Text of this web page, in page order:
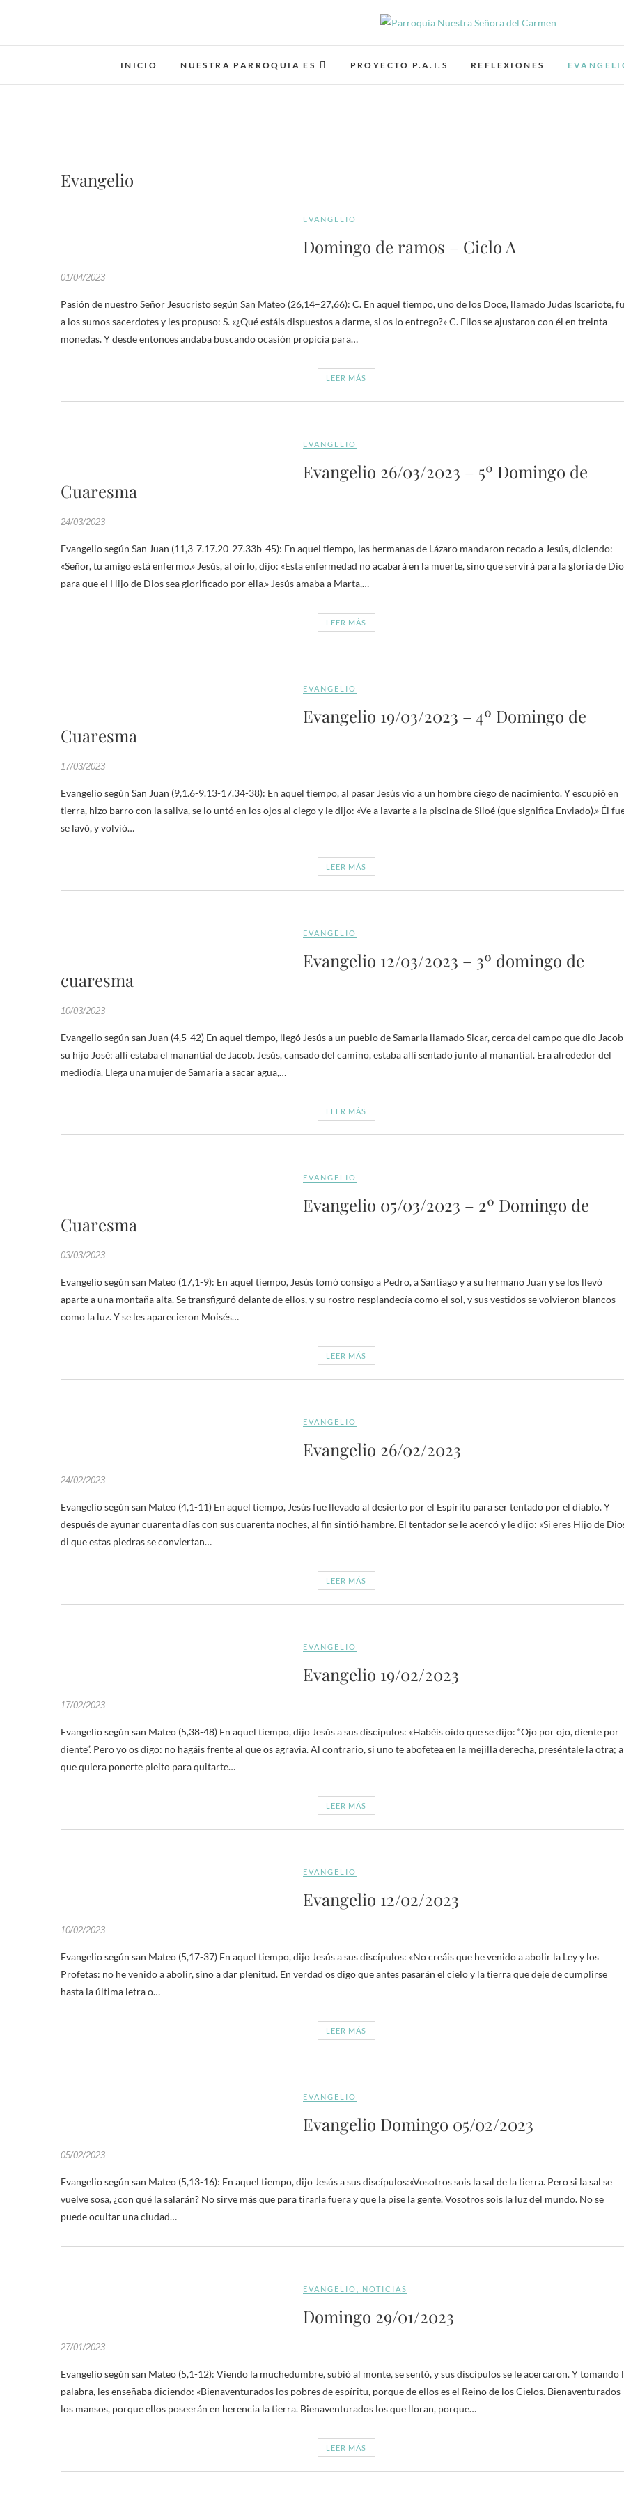
Parroquia Nuestra
INICIO NUESTRA PARROQUIA ES PROYECTO P.A.I.S REFLEXIONES
Evangelio
EVANGELIO
Domingo de ramos – Ciclo A
01/04/2023
Pasión de nuestro Señor Jesucristo según San Mateo (26,14–27,66): C. En aquel tiempo, uno de los Doce, llamado Judas Iscariote,
a los sumos sacerdotes y les propuso: S. «¿Qué estáis dispuestos a darme, si os lo entrego?» C. Ellos se ajustaron con él en treinta
monedas. Y desde entonces andaba buscando ocasión propicia para…
LEER MÁS
EVANGELIO
Evangelio 26/03/2023 – 5º Domingo de
Cuaresma
24/03/2023
Evangelio según San Juan (11,3-7.17.20-27.33b-45): En aquel tiempo, las hermanas de Lázaro mandaron recado a Jesús, diciendo:
«Señor, tu amigo está enfermo.» Jesús, al oírlo, dijo: «Esta enfermedad no acabará en la muerte, sino que servirá para la gloria de
para que el Hijo de Dios sea glorificado por ella.» Jesús amaba a Marta,…
LEER MÁS
EVANGELIO
Evangelio 19/03/2023 – 4º Domingo de
Cuaresma
17/03/2023
Evangelio según San Juan (9,1.6-9.13-17.34-38): En aquel tiempo, al pasar Jesús vio a un hombre ciego de nacimiento. Y escupió en
tierra, hizo barro con la saliva, se lo untó en los ojos al ciego y le dijo: «Ve a lavarte a la piscina de Siloé (que significa Enviado).» Él
se lavó, y volvió…
LEER MÁS
EVANGELIO
Evangelio 12/03/2023 – 3º domingo de
cuaresma
10/03/2023
Evangelio según san Juan (4,5-42) En aquel tiempo, llegó Jesús a un pueblo de Samaria llamado Sicar, cerca del campo que dio
su hijo José; allí estaba el manantial de Jacob. Jesús, cansado del camino, estaba allí sentado junto al manantial. Era alrededor del
mediodía. Llega una mujer de Samaria a sacar agua,…
LEER MÁS
EVANGELIO
Evangelio 05/03/2023 – 2º Domingo de
Cuaresma
03/03/2023
Evangelio según san Mateo (17,1-9): En aquel tiempo, Jesús tomó consigo a Pedro, a Santiago y a su hermano Juan y se los llevó
aparte a una montaña alta. Se transfiguró delante de ellos, y su rostro resplandecía como el sol, y sus vestidos se volvieron blancos
como la luz. Y se les aparecieron Moisés…
LEER MÁS
EVANGELIO
Evangelio 26/02/2023
24/02/2023
Evangelio según san Mateo (4,1-11) En aquel tiempo, Jesús fue llevado al desierto por el Espíritu para ser tentado por el diablo. Y
después de ayunar cuarenta días con sus cuarenta noches, al fin sintió hambre. El tentador se le acercó y le dijo: «Si eres Hijo de
di que estas piedras se conviertan…
LEER MÁS
EVANGELIO
Evangelio 19/02/2023
17/02/2023
Evangelio según san Mateo (5,38-48) En aquel tiempo, dijo Jesús a sus discípulos: «Habéis oído que se dijo: “Ojo por ojo, diente por
diente”. Pero yo os digo: no hagáis frente al que os agravia. Al contrario, si uno te abofetea en la mejilla derecha, preséntale la otra;
que quiera ponerte pleito para quitarte…
LEER MÁS
EVANGELIO
Evangelio 12/02/2023
10/02/2023
Evangelio según san Mateo (5,17-37) En aquel tiempo, dijo Jesús a sus discípulos: «No creáis que he venido a abolir la Ley y los
Profetas: no he venido a abolir, sino a dar plenitud. En verdad os digo que antes pasarán el cielo y la tierra que deje de cumplirse
hasta la última letra o…
LEER MÁS
EVANGELIO
Evangelio Domingo 05/02/2023
05/02/2023
Evangelio según san Mateo (5,13-16): En aquel tiempo, dijo Jesús a sus discípulos:«Vosotros sois la sal de la tierra. Pero si la sal se
vuelve sosa, ¿con qué la salarán? No sirve más que para tirarla fuera y que la pise la gente. Vosotros sois la luz del mundo. No se
puede ocultar una ciudad…
EVANGELIO NOTICIAS
Domingo 29/01/2023
27/01/2023
Evangelio según san Mateo (5,1-12): Viendo la muchedumbre, subió al monte, se sentó, y sus discípulos se le acercaron. Y tomando
palabra, les enseñaba diciendo: «Bienaventurados los pobres de espíritu, porque de ellos es el Reino de los Cielos. Bienaventurados
los mansos, porque ellos poseerán en herencia la tierra. Bienaventurados los que lloran, porque…
LEER MÁS